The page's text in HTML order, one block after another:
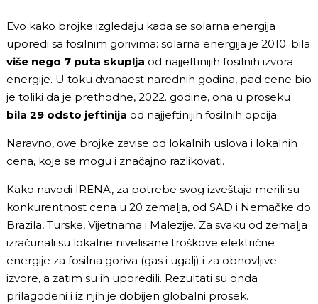
Evo kako brojke izgledaju kada se solarna energija
uporedi sa fosilnim gorivima: solarna energija je 2010. bila
više nego 7 puta skuplja od najjeftinijih fosilnih izvora
energije. U toku dvanaest narednih godina, pad cene bio
je toliki da je prethodne, 2022. godine, ona u proseku
bila 29 odsto jeftinija od najjeftinijih fosilnih opcija.
Naravno, ove brojke zavise od lokalnih uslova i lokalnih
cena, koje se mogu i značajno razlikovati.
Kako navodi IRENA, za potrebe svog izveštaja merili su
konkurentnost cena u 20 zemalja, od SAD i Nemačke do
Brazila, Turske, Vijetnama i Malezije. Za svaku od zemalja
izračunali su lokalne nivelisane troškove električne
energije za fosilna goriva (gas i ugalj) i za obnovljive
izvore, a zatim su ih uporedili. Rezultati su onda
prilagođeni i iz njih je dobijen globalni prosek.